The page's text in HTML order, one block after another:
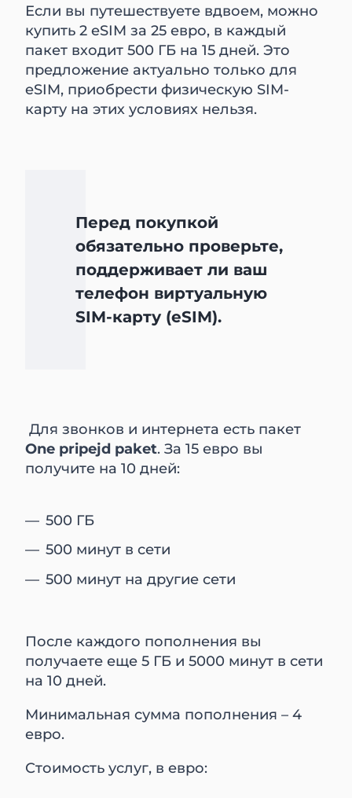
Если вы путешествуете вдвоем, можно
купить 2 eSIM за 25 евро, в каждый
пакет входит 500 ГБ на 15 дней. Это
предложение актуально только для
eSIM, приобрести физическую SIM-
карту на этих условиях нельзя.
Перед покупкой
обязательно проверьте,
поддерживает ли ваш
телефон виртуальную
SIM-карту (eSIM).
​​​​​​​ Для звонков и интернета есть пакет
One pripejd paket. За 15 евро вы
получите на 10 дней:
500 ГБ
500 минут в сети
500 минут на другие сети
После каждого пополнения вы
получаете еще 5 ГБ и 5000 минут в сети
на 10 дней.
Минимальная сумма пополнения – 4
евро.
Стоимость услуг, в евро: